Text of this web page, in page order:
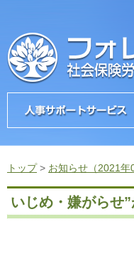
トップ> お知らせ（2021年
いじめ・嫌がらせ